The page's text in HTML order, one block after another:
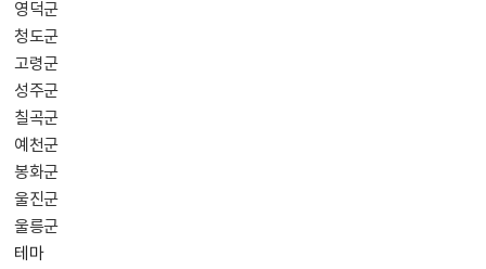
영덕군
청도군
고령군
성주군
칠곡군
예천군
봉화군
울진군
울릉군
테마